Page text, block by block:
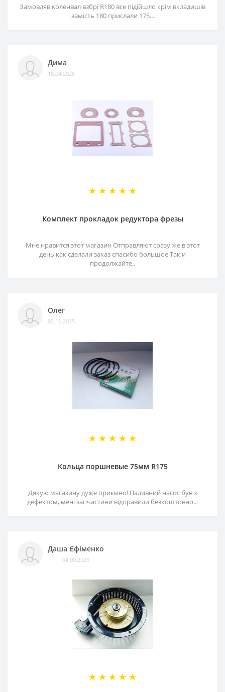
Замовляв коленвал взбрі R180 все підійшло крім вкладишів
замість 180 прислали 175...
Дима
18.04.2026
Комплект прокладок редуктора фрезы
Мне нравится этот магазин Отправляют сразу же в этот
день как сделали заказ спасибо большое Так и
продолжайте..
Олег
02.10.2025
Кольца поршневые 75мм R175
Дякую магазину дуже приємно! Паливний насос був з
дефектом, мені запчастини відправили безкоштовно...
Даша Єфіменко
04.09.2025